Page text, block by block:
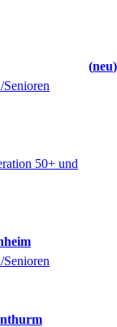
neu
50+ und